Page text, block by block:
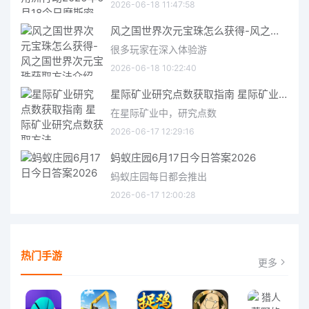
2026-06-18 11:47:58
风之国世界次元宝珠怎么获得-风之国世界次元宝珠获取方法介绍
很多玩家在深入体验游
2026-06-18 10:22:40
星际矿业研究点数获取指南 星际矿业研究点数获取方法
在星际矿业中，研究点数
2026-06-17 12:29:16
蚂蚁庄园6月17日今日答案2026
蚂蚁庄园每日都会推出
2026-06-17 12:00:28
热门手游 更多